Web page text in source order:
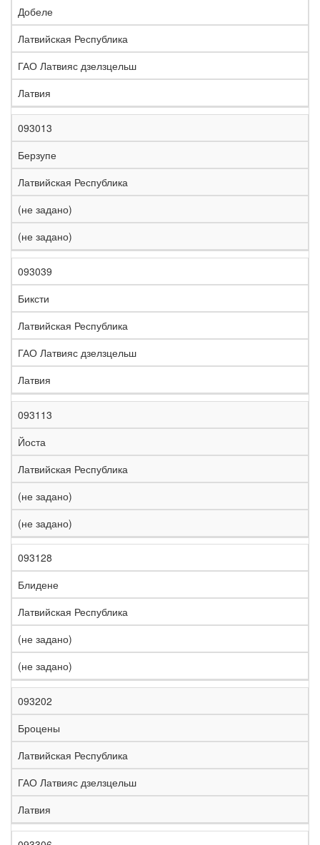
Добеле
Латвийская Республика
ГАО Латвияс дзелзцельш
Латвия
093013
Берзупе
Латвийская Республика
(не задано)
(не задано)
093039
Биксти
Латвийская Республика
ГАО Латвияс дзелзцельш
Латвия
093113
Йоста
Латвийская Республика
(не задано)
(не задано)
093128
Блидене
Латвийская Республика
(не задано)
(не задано)
093202
Броцены
Латвийская Республика
ГАО Латвияс дзелзцельш
Латвия